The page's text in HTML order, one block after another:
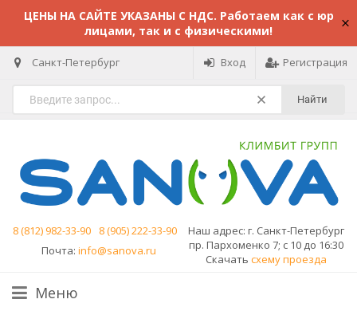
ЦЕНЫ НА САЙТЕ УКАЗАНЫ С НДС. Работаем как с юр
лицами, так и с физическими!
Санкт-Петербург Вход Регистрация
Найти
8 (812) 982-33-90
8 (905) 222-33-90
Почта: info@sanova.ru
Наш адрес: г. Санкт-Петербург
пр. Пархоменко 7; с 10 до 16:30
Скачать схему проезда
Меню